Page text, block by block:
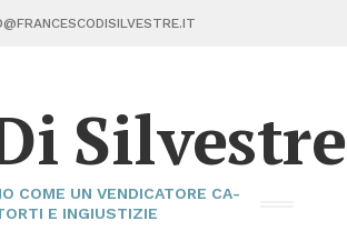
Sil­ve­stre
COME UN VEN­DI­CA­TO­RE CA­
E IN­GIU­STI­ZIE